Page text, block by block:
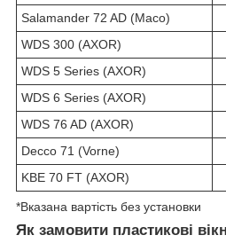
Salamander 72 AD (Maco)
WDS 300 (AXOR)
WDS 5 Series (AXOR)
WDS 6 Series (AXOR)
WDS 76 AD (AXOR)
Decco 71 (Vorne)
KBE 70 FT (AXOR)
*Вказана вартість без установки
Як замовити пластикові